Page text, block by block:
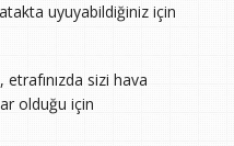
uyuyabildiğiniz için
etrafınızda sizi hava
olduğu için